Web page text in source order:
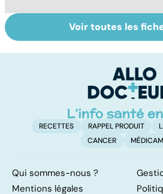
L'avortement :
quels délais,
sur
Voir toutes les
RECETTES RAPPEL PRODUIT
CANCER
Qui sommes-nous ?
Mentions légales